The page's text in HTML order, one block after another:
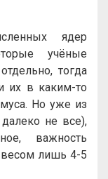
ядер
учёные
тогда
их в каким-то
Но уже из
не все),
важность
весом лишь 4-5